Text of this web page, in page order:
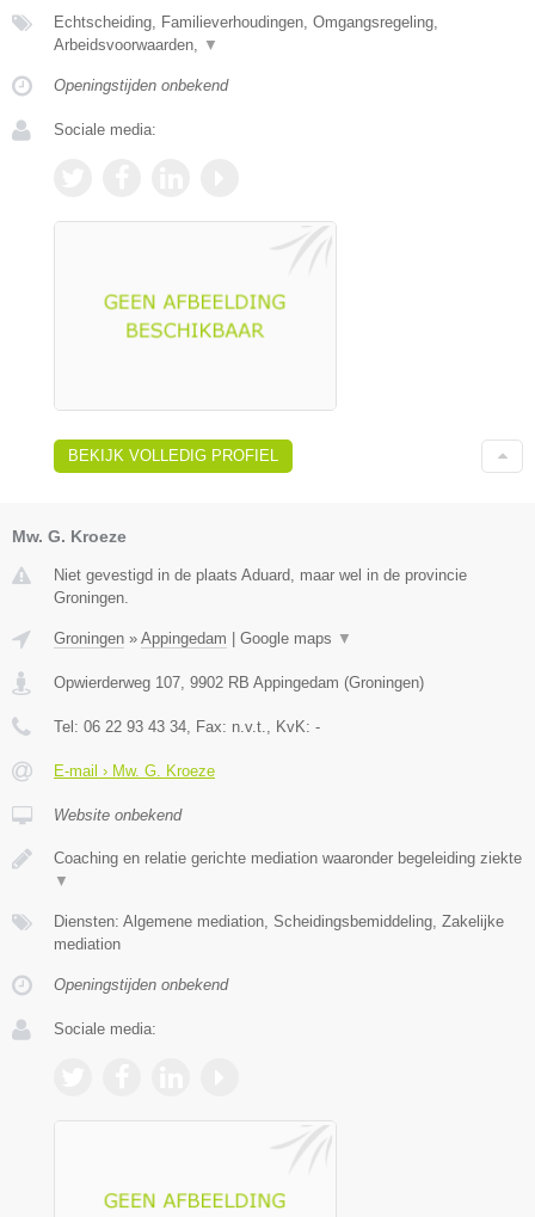
Echtscheiding, Familieverhoudingen, Omgangsregeling,
Arbeidsvoorwaarden,
▼
Openingstijden onbekend
Sociale media:
BEKIJK VOLLEDIG PROFIEL
Mw. G. Kroeze
Niet gevestigd in de plaats Aduard, maar wel in de provincie
Groningen.
Groningen » Appingedam | Google maps ▼
Opwierderweg 107 9902 RB Appingedam (Groningen)
Tel: 06 22 93 43 34 , Fax: n.v.t. , KvK: -
E-mail › Mw. G. Kroeze
Website onbekend
Coaching en relatie gerichte mediation waaronder begeleiding ziekte
▼
Diensten: Algemene mediation, Scheidingsbemiddeling, Zakelijke
mediation
Openingstijden onbekend
Sociale media: